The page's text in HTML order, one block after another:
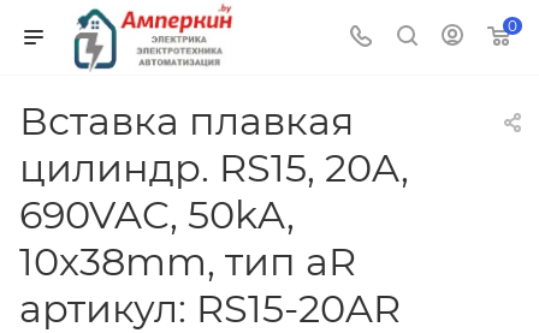
0
Вставка плавкая
цилиндр. RS15, 20A,
690VAC, 50kA,
10x38mm, тип aR
артикул: RS15-20AR